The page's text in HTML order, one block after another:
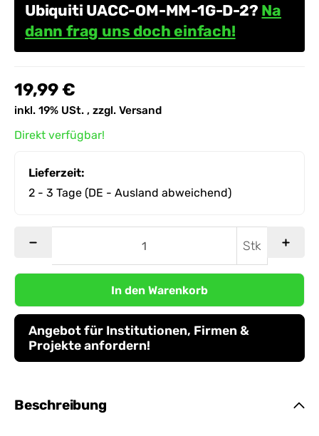
Ubiquiti UACC-OM-MM-1G-D-2? Na
dann frag uns doch einfach!
19,99 €
inkl. 19% USt. , zzgl. Versand
Direkt verfügbar!
Lieferzeit:
2 - 3 Tage (DE - Ausland abweichend)
Stk
In den Warenkorb
Angebot für Institutionen, Firmen &
Projekte anfordern!
Beschreibung